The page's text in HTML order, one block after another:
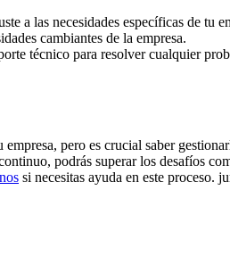
a las necesidades específicas de tu
cambiantes de la empresa.
técnico para resolver cualquier
pero es crucial saber
podrás superar los desafíos
si necesitas ayuda en este proceso.